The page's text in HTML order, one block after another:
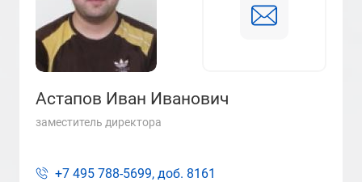
Астапов Иван Иванович
заместитель директора
+7 495 788-5699, доб. 8161